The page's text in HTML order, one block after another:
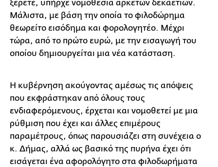
ξέρετε, υπήρχε νομοθεσία αρκετών δεκαετιών.
Μάλιστα, με βάση την οποία το φιλοδώρημα
θεωρείτο εισόδημα και φορολογητέο. Μέχρι
τώρα, από το πρώτο ευρώ, με την εισαγωγή του
οποίου δημιουργείται μια νέα κατάσταση.
Η κυβέρνηση ακούγοντας αμέσως τις απόψεις
που εκφράστηκαν από όλους τους
ενδιαφερόμενους, έρχεται και νομοθετεί με μια
ρύθμιση που έχει και άλλες επιμέρους
παραμέτρους, όπως παρουσιάζει στη συνέχεια ο
κ. Δήμας, αλλά ως βασικό της πυρήνα έχει ότι
εισάγεται ένα αφορολόγητο στα φιλοδωρήματα